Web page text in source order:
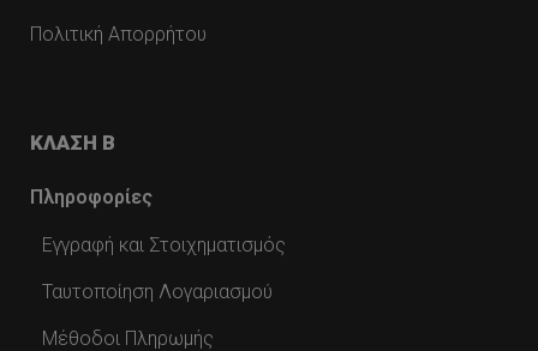
Πολιτική Απορρήτου
ΚΛΑΣΗ Β
Πληροφορίες
Εγγραφή και Στοιχηματισμός
Ταυτοποίηση Λογαριασμού
Μέθοδοι Πληρωμής